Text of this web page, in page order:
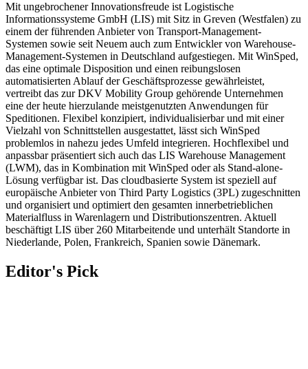
Mit ungebrochener Innovationsfreude ist Logistische
Informationssysteme GmbH (LIS) mit Sitz in Greven (Westfalen) zu
einem der führenden Anbieter von Transport-Management-
Systemen sowie seit Neuem auch zum Entwickler von Warehouse-
Management-Systemen in Deutschland aufgestiegen. Mit WinSped,
das eine optimale Disposition und einen reibungslosen
automatisierten Ablauf der Geschäftsprozesse gewährleistet,
vertreibt das zur DKV Mobility Group gehörende Unternehmen
eine der heute hierzulande meistgenutzten Anwendungen für
Speditionen. Flexibel konzipiert, individualisierbar und mit einer
Vielzahl von Schnittstellen ausgestattet, lässt sich WinSped
problemlos in nahezu jedes Umfeld integrieren. Hochflexibel und
anpassbar präsentiert sich auch das LIS Warehouse Management
(LWM), das in Kombination mit WinSped oder als Stand-alone-
Lösung verfügbar ist. Das cloudbasierte System ist speziell auf
europäische Anbieter von Third Party Logistics (3PL) zugeschnitten
und organisiert und optimiert den gesamten innerbetrieblichen
Materialfluss in Warenlagern und Distributionszentren. Aktuell
beschäftigt LIS über 260 Mitarbeitende und unterhält Standorte in
Niederlande, Polen, Frankreich, Spanien sowie Dänemark.
Editor's Pick